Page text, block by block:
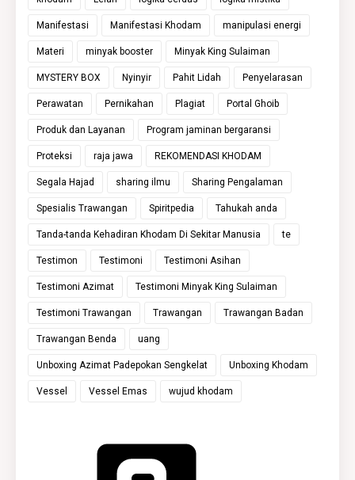
Manifestasi Manifestasi Khodam manipulasi energi
Materi minyak booster Minyak King Sulaiman
MYSTERY BOX Nyinyir Pahit Lidah Penyelarasan
Perawatan Pernikahan Plagiat Portal Ghoib
Produk dan Layanan Program jaminan bergaransi
Proteksi raja jawa REKOMENDASI KHODAM
Segala Hajad sharing ilmu Sharing Pengalaman
Spesialis Trawangan Spiritpedia Tahukah anda
Tanda-tanda Kehadiran Khodam Di Sekitar Manusia te
Testimon Testimoni Testimoni Asihan
Testimoni Azimat Testimoni Minyak King Sulaiman
Testimoni Trawangan Trawangan Trawangan Badan
Trawangan Benda uang
Unboxing Azimat Padepokan Sengkelat Unboxing Khodam
Vessel Vessel Emas wujud khodam